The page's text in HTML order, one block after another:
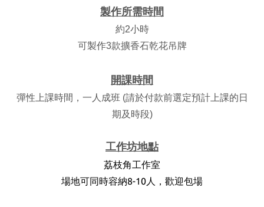
製作所需時間
約2小時
可製作3款擴香石乾花吊牌
開課時間
彈性上課時間，一人成班 (請於付款前選定預計上課的日
期及時段)
工作坊地點
荔枝角工作室
場地可同時容納8-10人，歡迎包場